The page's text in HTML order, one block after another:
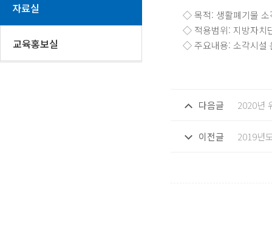
자료실
교육홍보실
◇ 목적: 생활폐기물 소
◇ 적용범위: 지방자치
◇ 주요내용: 소각시설
다음글 2020년
이전글 2019년